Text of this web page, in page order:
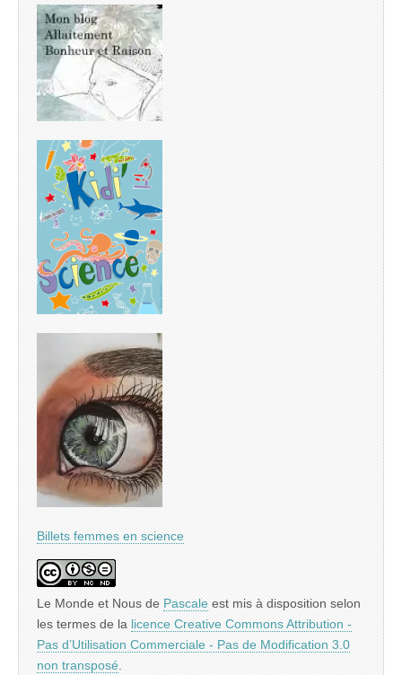
Billets femmes en science
Le Monde et Nous de Pascale est mis à disposition selon
les termes de la licence Creative Commons Attribution -
Pas d’Utilisation Commerciale - Pas de Modification 3.0
non transposé